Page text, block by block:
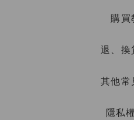
購買
退、換
其他常
隱私